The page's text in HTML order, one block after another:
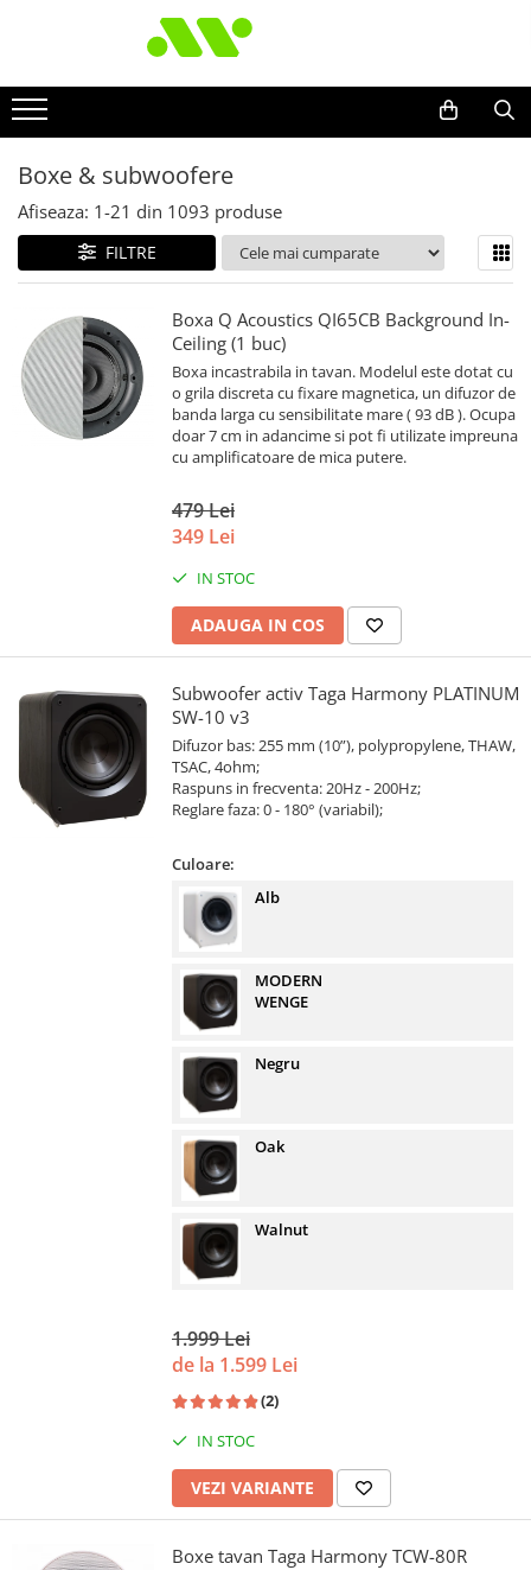
Boxe & subwoofere
Afiseaza: 1-21 din 1093 produse
FILTRE
Boxa Q Acoustics QI65CB Background In-
Ceiling (1 buc)
Boxa incastrabila in tavan. Modelul este dotat cu
o grila discreta cu fixare magnetica, un difuzor de
banda larga cu sensibilitate mare ( 93 dB ). Ocupa
doar 7 cm in adancime si pot fi utilizate impreuna
cu amplificatoare de mica putere.
479 Lei
349 Lei
IN STOC
ADAUGA IN COS
Subwoofer activ Taga Harmony PLATINUM
SW-10 v3
Difuzor bas: 255 mm (10”), polypropylene, THAW,
TSAC, 4ohm;
Raspuns in frecventa: 20Hz - 200Hz;
Reglare faza: 0 - 180° (variabil);
Culoare:
Alb
MODERN
WENGE
Negru
Oak
Walnut
1.999 Lei
de la 1.599 Lei
(2)
IN STOC
VEZI VARIANTE
Boxe tavan Taga Harmony TCW-80R